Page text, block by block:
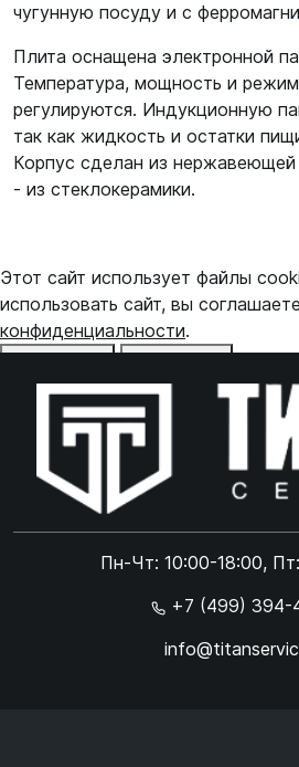
чугунную посуду и с
Плита оснащена электронной
Температура, мощность и режим
регулируются. Индукционную
так как жидкость и остатки
Корпус сделан из нержавеющей
- из стеклокерамики.
Пн-Чт: 10:00-18:00,
+7 (499) 394-
Этот сайт использует файлы
использовать сайт, вы
конфиденциальности.
Online чат
Online чат